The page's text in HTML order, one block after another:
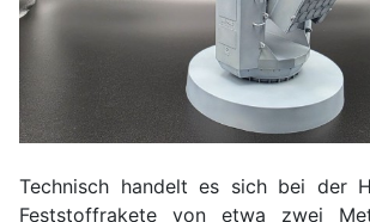
Technisch handelt es sich bei der
Feststoffrakete von etwa zwei